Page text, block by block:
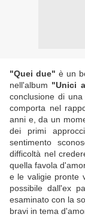
"Quei due" è un
nell'album "Unici
conclusione di
comporta nel
anni e, da un
dei primi
sentimento
difficoltà nel
quella favola
e le valigie pronte
possibile dall'ex
esaminato con la
bravi in tema